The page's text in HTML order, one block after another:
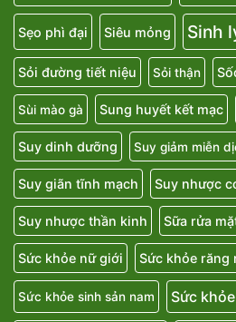
Sẹo phì đại Siêu mỏng Sinh
Sỏi đường tiết niệu Sỏi thận
Sùi mào gà Sung huyết kết mạc
Suy dinh dưỡng Suy giảm miễn
Suy giãn tĩnh mạch Suy nhược
Suy nhược thần kinh Sữa rửa
Sức khỏe nữ giới Sức khỏe răng
Sức khỏe sinh sản nam Sức